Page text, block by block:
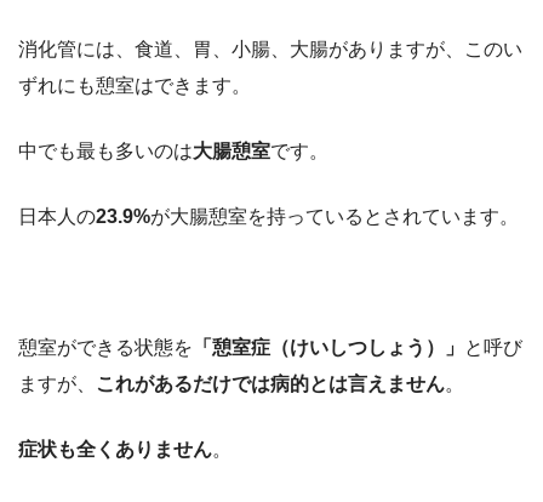
消化管には、食道、胃、小腸、大腸がありますが、このい
ずれにも憩室はできます。
中でも最も多いのは大腸憩室です。
日本人の23.9%が大腸憩室を持っているとされています。
憩室ができる状態を 「憩室症（けいしつしょう）」 と呼び
ますが、
これがあるだけでは病的とは言えません。
症状も全くありません。